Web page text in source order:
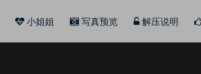
小姐姐 写真预览 解压说明